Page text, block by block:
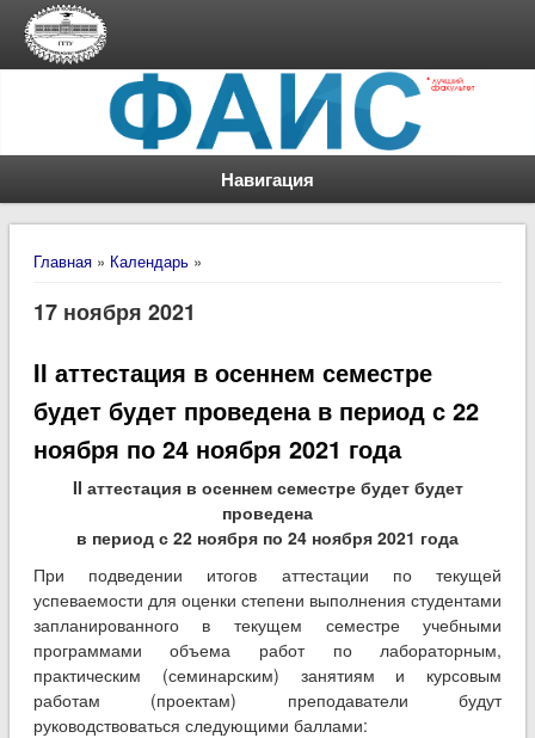
Навигация
Вы здесь
Главная» Календарь»
17 ноября 2021
II аттестация в осеннем семестре
будет будет проведена в период с 22
ноября по 24 ноября 2021 года
II аттестация в осеннем семестре будет будет
проведена
в период с 22 ноября по 24 ноября 2021 года
При подведении итогов аттестации по текущей
успеваемости для оценки степени выполнения студентами
запланированного в текущем семестре учебными
программами объема работ по лабораторным,
практическим (семинарским) занятиям и курсовым
работам (проектам) преподаватели будут
руководствоваться следующими баллами: